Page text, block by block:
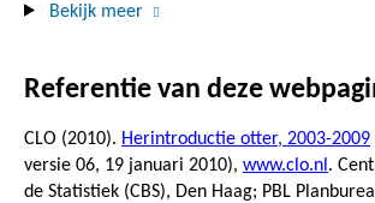
Bekijk meer
Referentie van deze
CLO (2010). Herintroductie otter, 2003-2009
versie 06, 19 januari 2010), www.clo.nl .
de Statistiek (CBS), Den Haag; PBL